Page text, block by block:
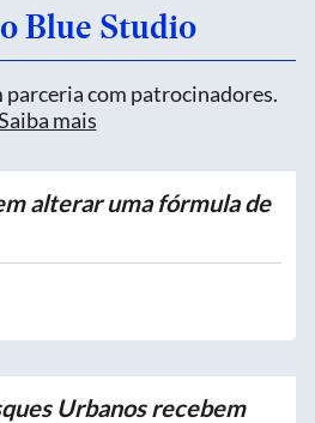
Blue Studio
com patrocinadores.
mais
alterar uma fórmula de
Urbanos recebem